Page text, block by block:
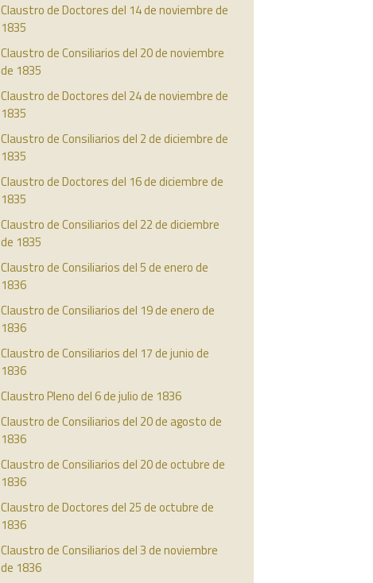
Claustro de Doctores del 14 de noviembre de
1835
Claustro de Consiliarios del 20 de noviembre
de 1835
Claustro de Doctores del 24 de noviembre de
1835
Claustro de Consiliarios del 2 de diciembre de
1835
Claustro de Doctores del 16 de diciembre de
1835
Claustro de Consiliarios del 22 de diciembre
de 1835
Claustro de Consiliarios del 5 de enero de
1836
Claustro de Consiliarios del 19 de enero de
1836
Claustro de Consiliarios del 17 de junio de
1836
Claustro Pleno del 6 de julio de 1836
Claustro de Consiliarios del 20 de agosto de
1836
Claustro de Consiliarios del 20 de octubre de
1836
Claustro de Doctores del 25 de octubre de
1836
Claustro de Consiliarios del 3 de noviembre
de 1836